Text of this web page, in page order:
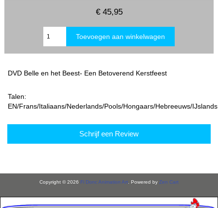
€ 45,95
DVD Belle en het Beest- Een Betoverend Kerstfeest
Talen:
EN/Frans/Italiaans/Nederlands/Pools/Hongaars/Hebreeuws/IJslands
Schrijf een Review
Copyright © 2026 Fi Donc Animation Art . Powered by Zen Cart